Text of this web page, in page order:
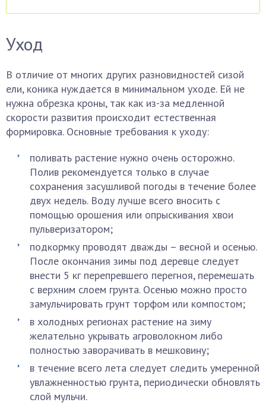
Уход
В отличие от многих других разновидностей сизой
ели, коника нуждается в минимальном уходе. Ей не
нужна обрезка кроны, так как из-за медленной
скорости развития происходит естественная
формировка. Основные требования к уходу:
поливать растение нужно очень осторожно.
Полив рекомендуется только в случае
сохранения засушливой погоды в течение более
двух недель. Воду лучше всего вносить с
помощью орошения или опрыскивания хвои
пульверизатором;
подкормку проводят дважды – весной и осенью.
После окончания зимы под деревце следует
внести 5 кг перепревшего перегноя, перемешать
с верхним слоем грунта. Осенью можно просто
замульчировать грунт торфом или компостом;
в холодных регионах растение на зиму
желательно укрывать агроволокном либо
полностью заворачивать в мешковину;
в течение всего лета следует следить умеренной
увлажненностью грунта, периодически обновлять
слой мульчи.